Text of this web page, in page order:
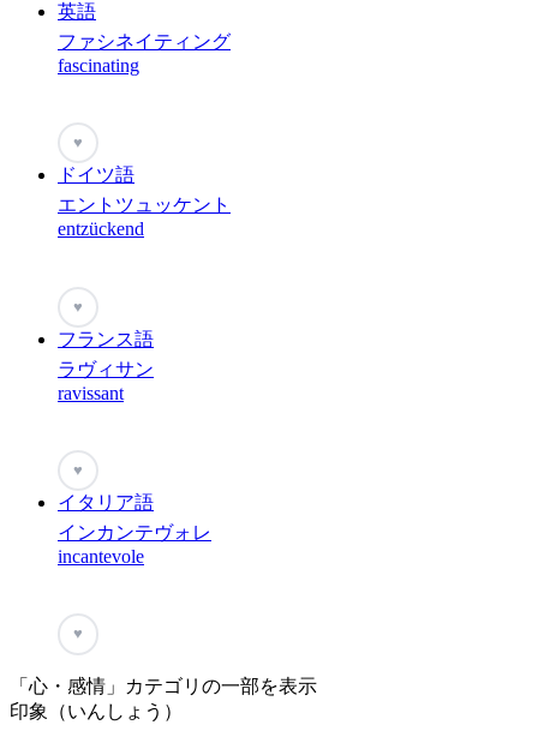
英語
ファシネイティング
fascinating
♥
ドイツ語
エントツュッケント
entzückend
♥
フランス語
ラヴィサン
ravissant
♥
イタリア語
インカンテヴォレ
incantevole
♥
「心・感情」カテゴリの一部を表示
印象（いんしょう）